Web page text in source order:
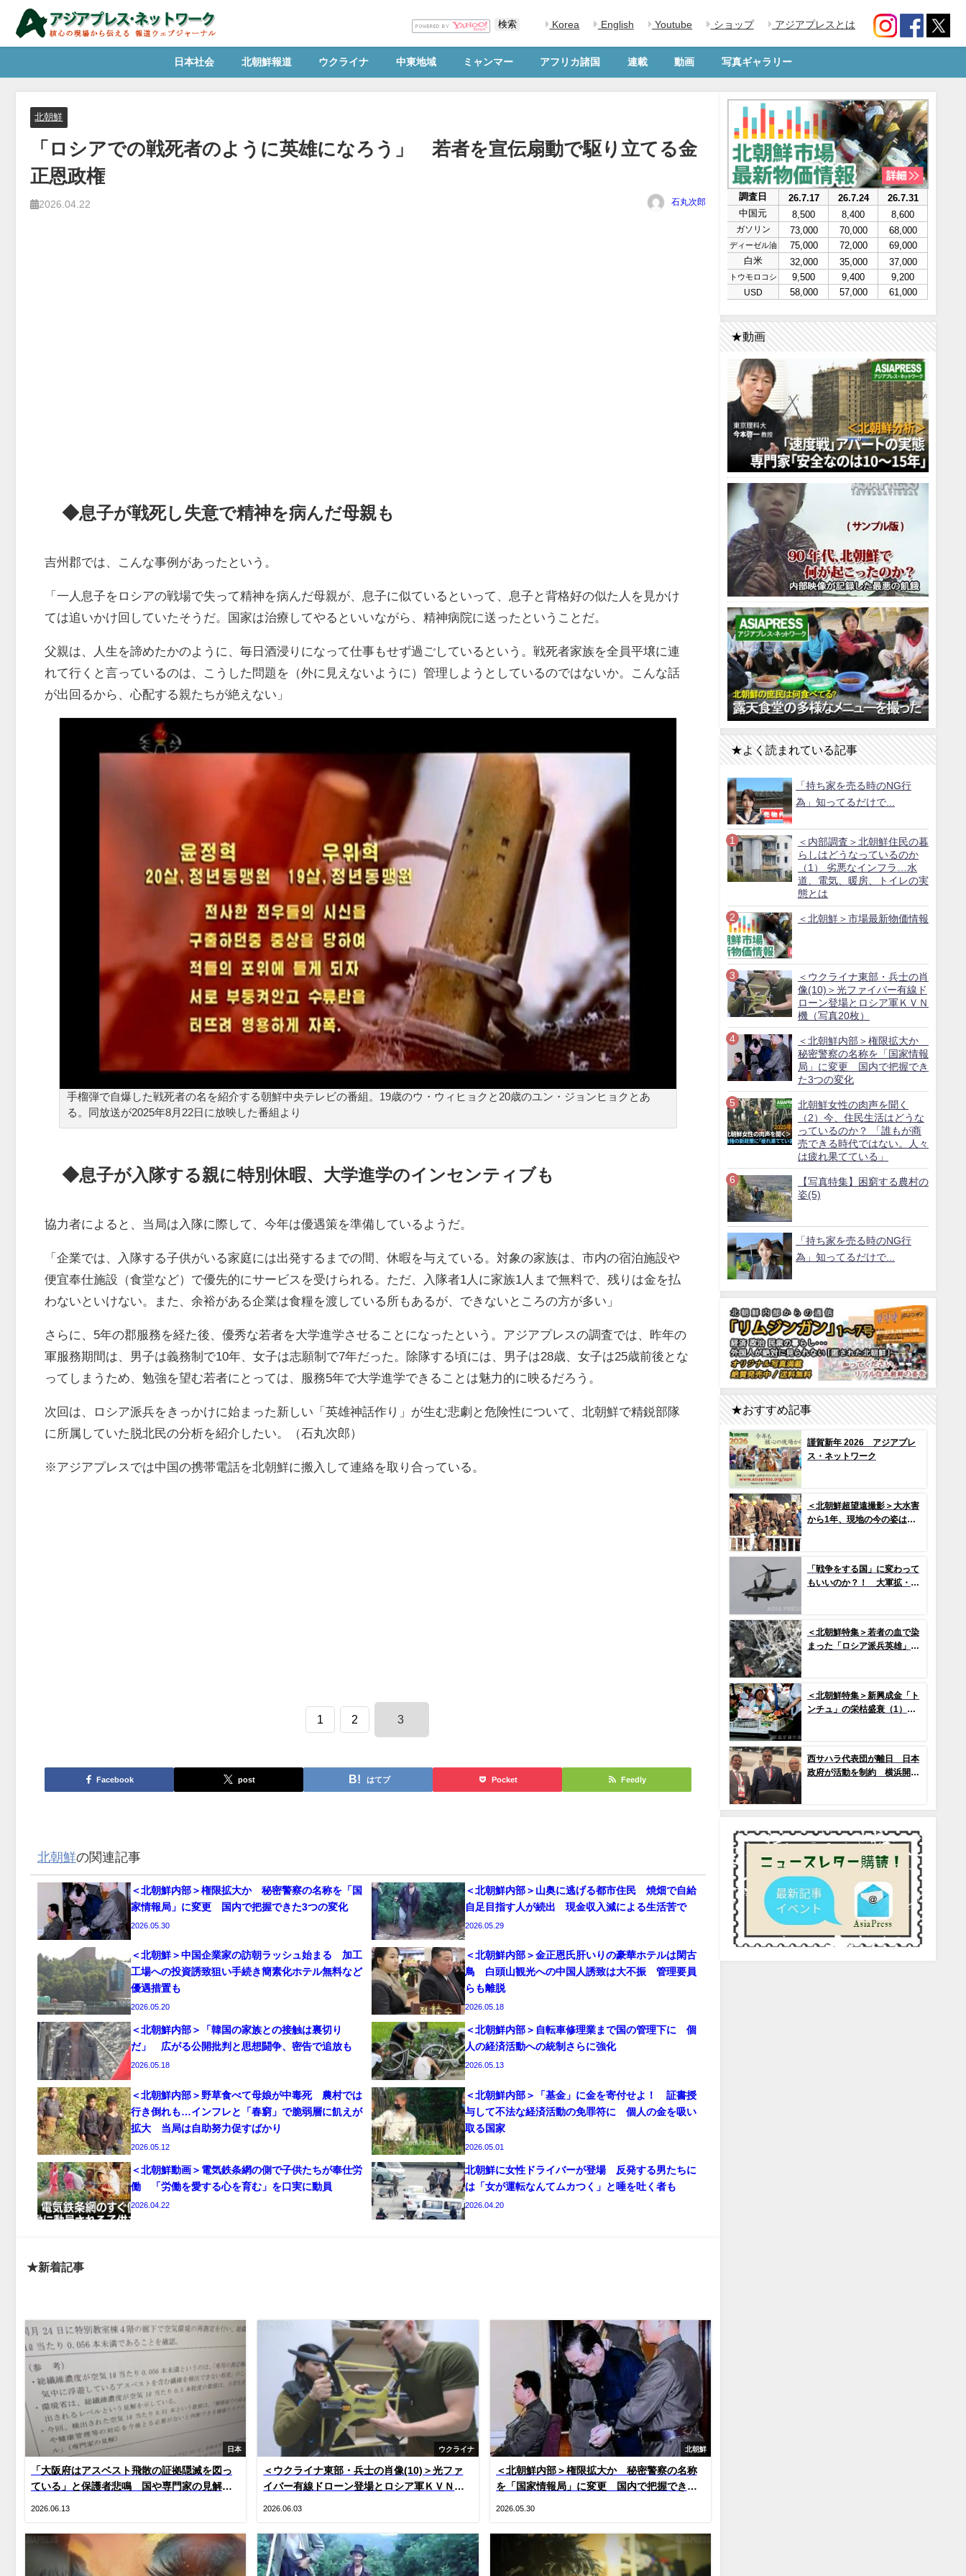
Korea English Youtube ショップ アジアプレスとは
日本社会 北朝鮮報道 ウクライナ 中東地域 ミャンマー アフリカ諸国 連載 動画 写真ギャラリー
北朝鮮
「ロシアでの戦死者のように英雄になろう」 若者を宣伝扇動で駆り立てる金
正恩政権
2026.04.22 石丸次郎
◆息子が戦死し失意で精神を病んだ母親も
吉州郡では、こんな事例があったという。
「一人息子をロシアの戦場で失って精神を病んだ母親が、息子に似ているといって、息子と背格好の似た人を見かけ
ては追いかけ回していたそうだ。国家は治療してやるといいながら、精神病院に送ったということだ。
父親は、人生を諦めたかのように、毎日酒浸りになって仕事もせず過ごしているという。戦死者家族を全員平壌に連
れて行くと言っているのは、こうした問題を（外に見えないように）管理しようとしているのではないか。こんな話
が出回るから、心配する親たちが絶えない」
手榴弾で自爆した戦死者の名を紹介する朝鮮中央テレビの番組。19歳のウ・ウィヒョクと20歳のユン・ジョンヒョクとあ
る。同放送が2025年8月22日に放映した番組より
◆息子が入隊する親に特別休暇、大学進学のインセンティブも
協力者によると、当局は入隊に際して、今年は優遇策を準備しているようだ。
「企業では、入隊する子供がいる家庭には出発するまでの間、休暇を与えている。対象の家族は、市内の宿泊施設や
便宜奉仕施設（食堂など）で優先的にサービスを受けられる。ただ、入隊者1人に家族1人まで無料で、残りは金を払
わないといけない。また、余裕がある企業は食糧を渡している所もあるが、できないところの方が多い」
さらに、5年の郡服務を経た後、優秀な若者を大学進学させることになったという。アジアプレスの調査では、昨年の
軍服務期間は、男子は義務制で10年、女子は志願制で7年だった。除隊する頃には、男子は28歳、女子は25歳前後とな
ってしまうため、勉強を望む若者にとっては、服務5年で大学進学できることは魅力的に映るだろう。
次回は、ロシア派兵をきっかけに始まった新しい「英雄神話作り」が生む悲劇と危険性について、北朝鮮で精鋭部隊
に所属していた脱北民の分析を紹介したい。（石丸次郎）
※アジアプレスでは中国の携帯電話を北朝鮮に搬入して連絡を取り合っている。
1 2 3
Facebook post はてブ Pocket Feedly
北朝鮮の関連記事
＜北朝鮮内部＞権限拡大か 秘密警察の名称を「国
家情報局」に変更 国内で把握できた3つの変化
2026.05.30
＜北朝鮮内部＞山奥に逃げる都市住民 焼畑で自給
自足目指す人が続出 現金収入減による生活苦で
2026.05.29
＜北朝鮮＞中国企業家の訪朝ラッシュ始まる 加工
工場への投資誘致狙い手続き簡素化ホテル無料など
優遇措置も
2026.05.20
＜北朝鮮内部＞金正恩氏肝いりの豪華ホテルは閑古
鳥 白頭山観光への中国人誘致は大不振 管理要員
らも離脱
2026.05.18
＜北朝鮮内部＞「韓国の家族との接触は裏切り
だ」 広がる公開批判と思想闘争、密告で追放も
2026.05.18
＜北朝鮮内部＞自転車修理業まで国の管理下に 個
人の経済活動への統制さらに強化
2026.05.13
＜北朝鮮内部＞野草食べて母娘が中毒死 農村では
行き倒れも…インフレと「春窮」で脆弱層に飢えが
拡大 当局は自助努力促すばかり
2026.05.12
＜北朝鮮内部＞「基金」に金を寄付せよ！ 証書授
与して不法な経済活動の免罪符に 個人の金を吸い
取る国家
2026.05.01
＜北朝鮮動画＞電気鉄条網の側で子供たちが奉仕労
働 「労働を愛する心を育む」を口実に動員
2026.04.22
北朝鮮に女性ドライバーが登場 反発する男たちに
は「女が運転なんてムカつく」と唾を吐く者も
2026.04.20
★新着記事
日本
「大阪府はアスベスト飛散の証拠隠滅を図っ
ている」と保護者悲鳴 国や専門家の見解を
2026.06.13
ウクライナ
＜ウクライナ東部・兵士の肖像(10)＞光ファ
イバー有線ドローン登場とロシア軍ＫＶＮ機
2026.06.03
北朝鮮
＜北朝鮮内部＞権限拡大か 秘密警察の名称
を「国家情報局」に変更 国内で把握できた3
2026.05.30
★動画
★よく読まれている記事
「持ち家を売る時のNG行
為」知ってるだけで...
＜内部調査＞北朝鮮住民の暮
らしはどうなっているのか
（1） 劣悪なインフラ…水
道、電気、暖房、トイレの実
態とは
＜北朝鮮＞市場最新物価情報
＜ウクライナ東部・兵士の肖
像(10)＞光ファイバー有線ド
ローン登場とロシア軍ＫＶＮ
機（写真20枚）
＜北朝鮮内部＞権限拡大か
秘密警察の名称を「国家情報
局」に変更 国内で把握でき
た3つの変化
北朝鮮女性の肉声を聞く
（2）今、住民生活はどうな
っているのか？ 「誰もが商
売できる時代ではない。人々
は疲れ果てている」
【写真特集】困窮する農村の
姿(5)
「持ち家を売る時のNG行
為」知ってるだけで...
★おすすめ記事
謹賀新年 2026 アジアプレ
ス・ネットワーク
＜北朝鮮超望遠撮影＞大水害
から1年、現地の今の姿は？
人が大量動員（写真10枚）
「戦争をする国」に変わって
もいいのか？！ 大軍拡・戦
リュート・ドラゴン25」
＜北朝鮮特集＞若者の血で染
まった「ロシア派兵英雄」
＜北朝鮮特集＞新興成金「ト
ンチュ」の栄枯盛衰（1）
西サハラ代表団が離日 日本
政府が活動を制約 横浜開催